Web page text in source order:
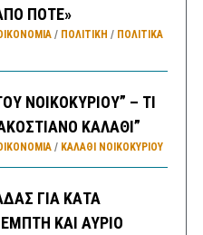
ΠΟΤΕ»
/ ΠΟΛΙΤΙΚΗ / ΠΟΛΙΤΙΚΆ
ΝΟΙΚΟΚΥΡΙΟΥ” – ΤΙ
ΚΑΛΑΘΙ”
/ ΚΑΛΑΘΙ ΝΟΙΚΟΚΥΡΙΟΥ
ΓΙΑ ΚΑΤΑ
ΚΑΙ ΑΥΡΙΟ